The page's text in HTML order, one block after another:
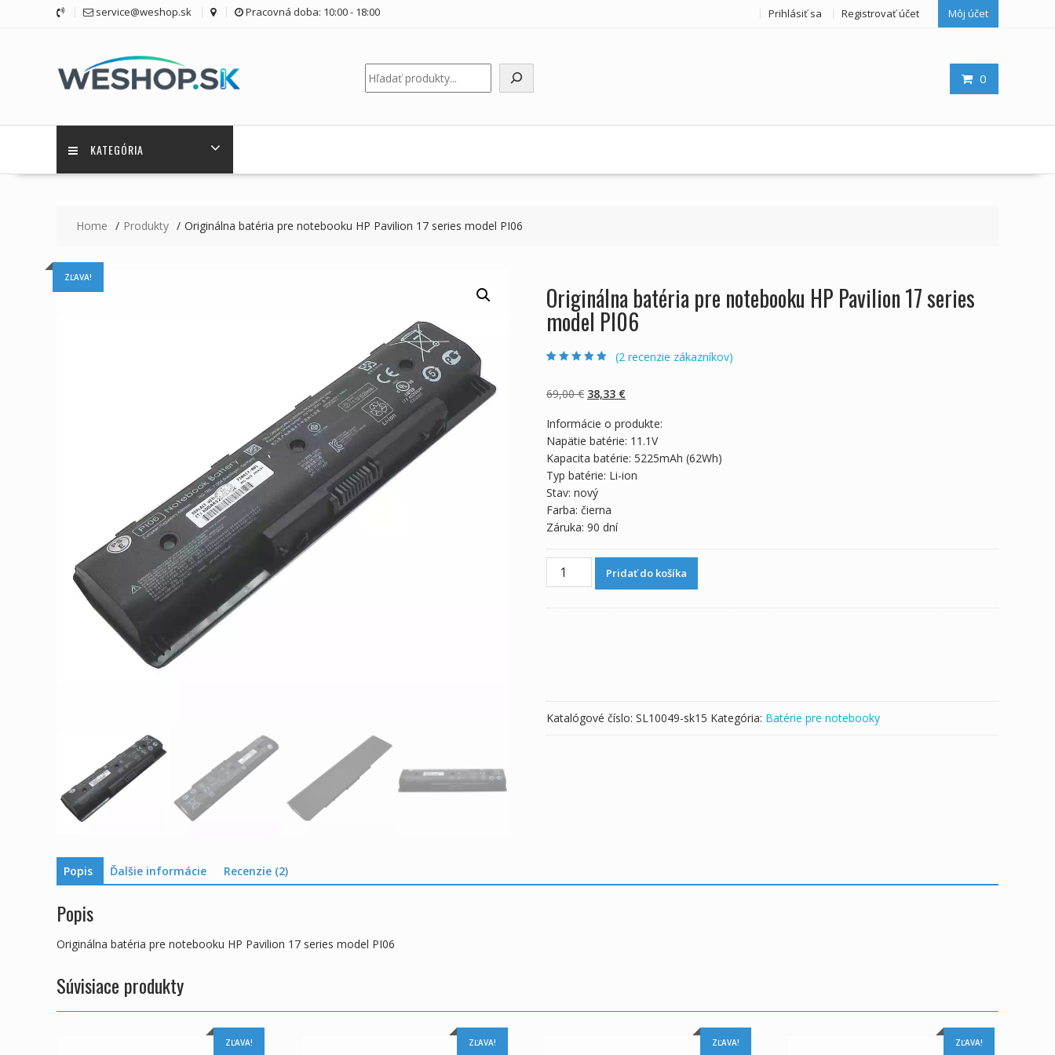
service@weshop.sk Pracovná doba: 10:00 - 18:00 Prihlásiť sa Registrovať účet Môj účet
0
Hľadať
KATEGÓRIA
Home Produkty Originálna batéria pre notebooku HP Pavilion 17 series model PI06
ZĽAVA!
Originálna batéria pre notebooku HP Pavilion 17 series
model PI06
základe
zákazníckych
(2 recenzie zákazníkov)
69,00€ Pôvodná
bola:
69,00 €.
38,33 €Aktuálna
je:
38,33 €.
Informácie o produkte:
Napätie batérie: 11.1V
Kapacita batérie: 5225mAh (62Wh)
Typ batérie: Li-ion
Stav: nový
Farba: čierna
Záruka: 90 dní
množstvo
Originálna
series
model
PI06
Pridať do košíka
Katalógové číslo: SL10049-sk15 Kategória: Batérie pre notebooky
Popis Ďalšie informácie Recenzie (2)
Popis
Originálna batéria pre notebooku HP Pavilion 17 series model PI06
Súvisiace produkty
ZĽAVA! ZĽAVA! ZĽAVA! ZĽAVA!